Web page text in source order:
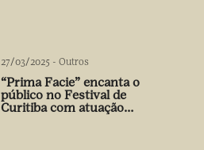
27/03/2025 - Outros
“Prima Facie” encanta o
público no Festival de
Curitiba com atuação